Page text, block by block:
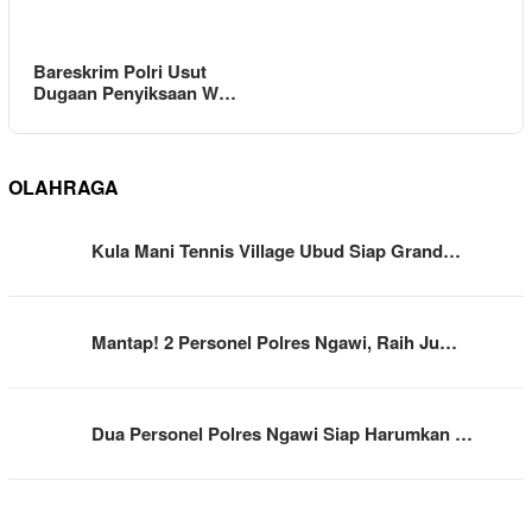
Bareskrim Polri Usut
Dugaan Penyiksaan W…
OLAHRAGA
Kula Mani Tennis Village Ubud Siap Grand…
Mantap! 2 Personel Polres Ngawi, Raih Ju…
Dua Personel Polres Ngawi Siap Harumkan …